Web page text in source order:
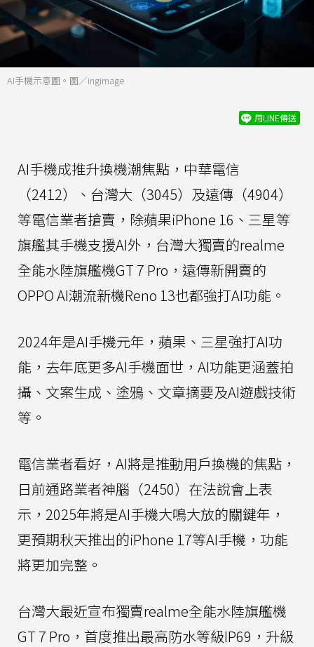
AI手機示意圖。圖／ingimage
用LINE傳送
AI手機成推升換機潮焦點，中華電信
（2412）、台灣大（3045）及遠傳（4904）
等電信業者搶賣，除蘋果iPhone 16、三星等
旗艦其手機支援AI外，台灣大獨賣的realme
全能水陸旗艦機GT 7 Pro，遠傳新開賣的
OPPO AI潮流新機Reno 13也都強打AI功能。
2024年是AI手機元年，蘋果、三星強打AI功
能，去年底更多AI手機面世，AI功能更涵蓋拍
攝、文案生成、塗鴉、文章摘要及AI遊戲技術
等。
電信業者看好，AI將是推動用戶換機的焦點，
日前通路業者神腦（2450）在法說會上表
示，2025年將是AI手機大鳴大放的關鍵年，
更預期秋天推出的iPhone 17等AI手機，功能
將更加完整。
台灣大最近宣布獨賣realme全能水陸旗艦機
GT 7 Pro，首度推出最高防水等級IP69，升級